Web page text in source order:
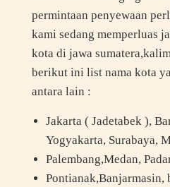
permintaan penyewaan
kami sedang memperluas
kota di jawa
berikut ini list nama kota
antara lain :
Jakarta ( Jadetabek ),
Yogyakarta, Surabaya,
Palembang,Medan,
Pontianak,Banjarmasin,